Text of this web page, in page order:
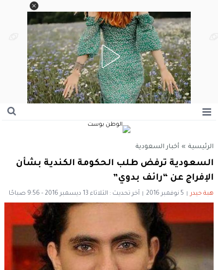
الرئيسية » أخبار السعودية
السعودية ترفض طلب الحكومة الكندية بشأن
الإفراج عن “رائف بدوي”
هبة حيدر 5 نوفمبر 2016 آخر تحديث : الثلاثاء 13 ديسمبر 2016 - 9:56 صباحًا